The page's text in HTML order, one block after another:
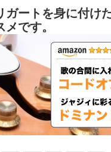
ガートを身に付け
です。